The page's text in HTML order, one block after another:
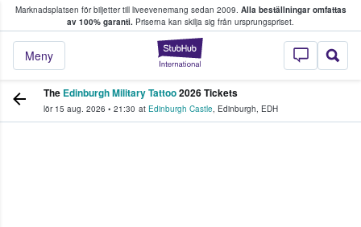
Marknadsplatsen för biljetter till liveevenemang sedan 2009. Alla beställningar omfattas
av 100% garanti. Priserna kan skilja sig från ursprungspriset.
StubHub – där
Meny
köper och säljer biljetter.
The Edinburgh Military Tattoo2026 Tickets
lör 15 aug. 2026 • 21:30 at Edinburgh Castle, Edinburgh, EDH